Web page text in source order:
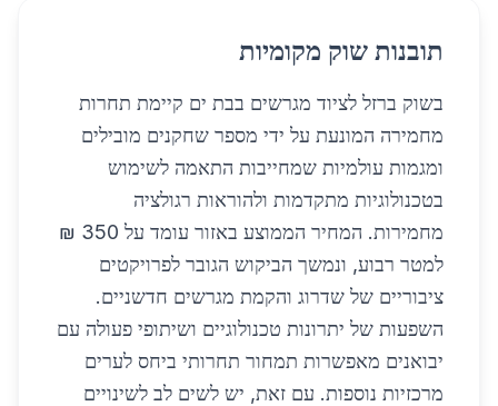
תובנות שוק מקומיות
בשוק ברזל לציוד מגרשים בבת ים קיימת תחרות
מחמירה המונעת על ידי מספר שחקנים מובילים
ומגמות עולמיות שמחייבות התאמה לשימוש
בטכנולוגיות מתקדמות ולהוראות רגולציה
מחמירות. המחיר הממוצע באזור עומד על 350 ₪
למטר רבוע, ונמשך הביקוש הגובר לפרויקטים
ציבוריים של שדרוג והקמת מגרשים חדשניים.
השפעות של יתרונות טכנולוגיים ושיתופי פעולה עם
יבואנים מאפשרות תמחור תחרותי ביחס לערים
מרכזיות נוספות. עם זאת, יש לשים לב לשינויים